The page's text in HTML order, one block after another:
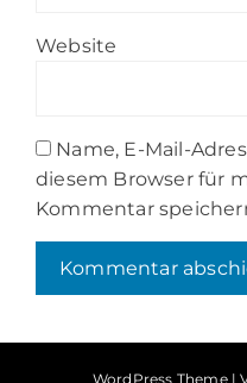
Website
Name, E-Mail-
diesem Browser für
Kommentar
WordPress Theme |